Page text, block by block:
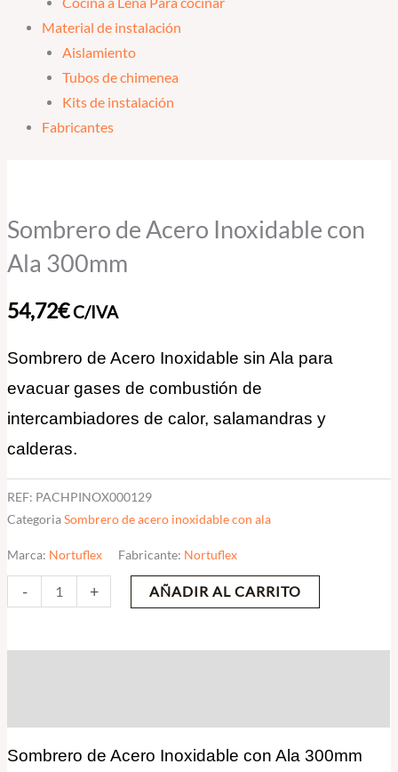
Material de instalación
Aislamiento
Tubos de chimenea
Kits de instalación
Fabricantes
Sombrero de Acero Inoxidable con
Ala 300mm
54,72€C/IVA
Sombrero de Acero Inoxidable sin Ala para
evacuar gases de combustión de
intercambiadores de calor, salamandras y
calderas.
REF: PACHPINOX000129
CategoriaSombrero de acero inoxidable con ala
Marca: Nortuflex Fabricante: Nortuflex
-
Acero
con
300mm
+ AÑADIR AL CARRITO
Sombrero de Acero Inoxidable con Ala 300mm